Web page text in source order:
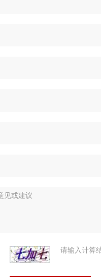
请输入计算